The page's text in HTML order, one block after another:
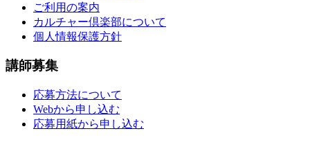
ご利用の案内
カルチャー倶楽部について
個人情報保護方針
講師募集
応募方法について
Webから申し込む
応募用紙から申し込む